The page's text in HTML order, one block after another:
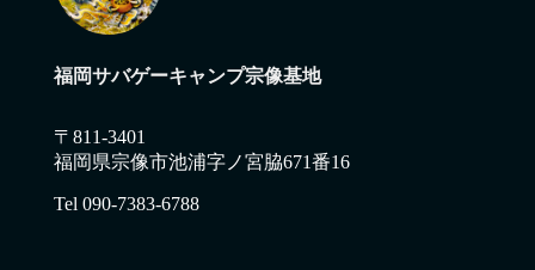
福岡サバゲーキャンプ宗像基地
〒811-3401
福岡県宗像市池浦字ノ宮脇671番16
Tel 090-7383-6788